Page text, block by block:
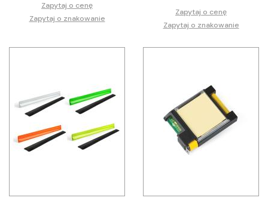
Zapytaj o cenę
Zapytaj o znakowanie
Zapytaj o cenę
Zapytaj o znakowanie